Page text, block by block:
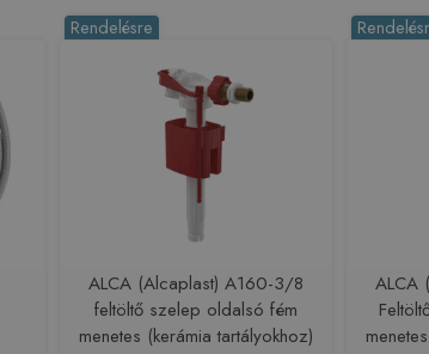
Rendelésre
ALCA (Alcaplast) A160-3/8
feltöltő szelep oldalsó fém
menetes (kerámia tartályokhoz)
ALCA